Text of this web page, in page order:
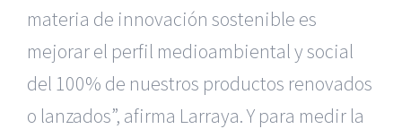
materia de innovación sostenible es
mejorar el perfil medioambiental y social
del 100% de nuestros productos renovados
o lanzados”, afirma Larraya. Y para medir la